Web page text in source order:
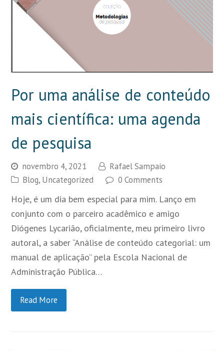
Por uma análise de conteúdo
mais científica: uma agenda
de pesquisa
novembro 4, 2021
Rafael Sampaio
Blog, Uncategorized 0 Comments
Hoje, é um dia bem especial para mim. Lanço em
conjunto com o parceiro acadêmico e amigo
Diógenes Lycarião, oficialmente, meu primeiro livro
autoral, a saber “Análise de conteúdo categorial: um
manual de aplicação” pela Escola Nacional de
Administração Pública…
Read More